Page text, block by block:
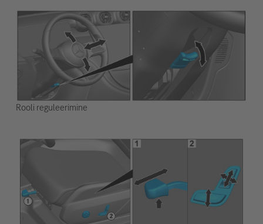
Rooli reguleerimine